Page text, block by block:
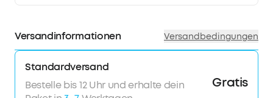
Versandinformationen Versandbedingungen
Standardversand
Bestelle bis 12 Uhr und erhalte dein
Gratis